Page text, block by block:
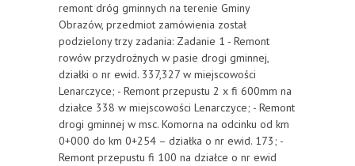
remont dróg gminnych na terenie Gminy
Obrazów, przedmiot zamówienia został
podzielony trzy zadania: Zadanie 1 - Remont
rowów przydrożnych w pasie drogi gminnej,
działki o nr ewid. 337,327 w miejscowości
Lenarczyce; - Remont przepustu 2 x fi 600mm na
działce 338 w miejscowości Lenarczyce; - Remont
drogi gminnej w msc. Komorna na odcinku od km
0+000 do km 0+254 – działka o nr ewid. 173; -
Remont przepustu fi 100 na działce o nr ewid